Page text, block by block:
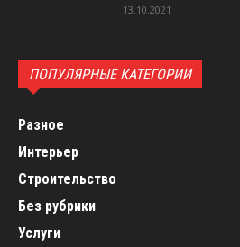
13.10.2021
ПОПУЛЯРНЫЕ КАТЕГОРИИ
Разное
Интерьер
Строительство
Без рубрики
Услуги